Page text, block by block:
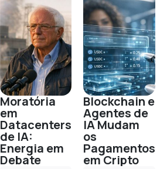
Moratória
em
Datacenters
de IA:
Energia em
Debate
Blockchain e
Agentes de
IA Mudam
os
Pagamentos
em Cripto